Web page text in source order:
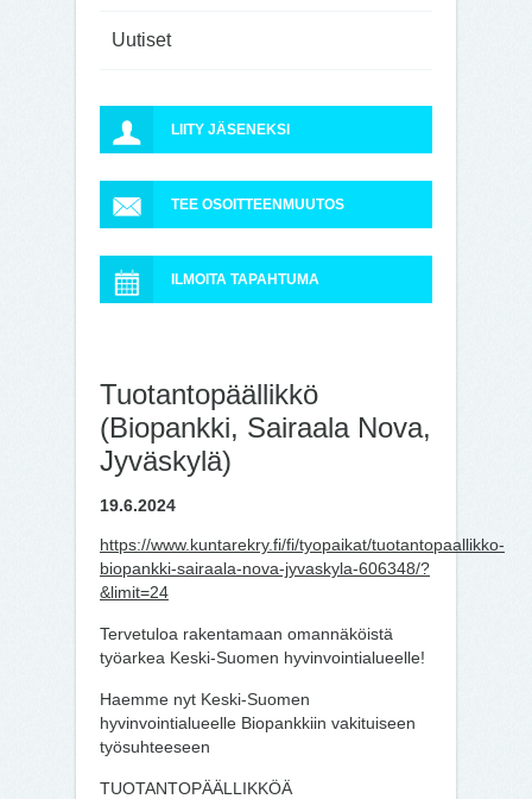
Uutiset
LIITY JÄSENEKSI
TEE OSOITTEENMUUTOS
ILMOITA TAPAHTUMA
Tuotantopäällikkö
(Biopankki, Sairaala Nova,
Jyväskylä)
19.6.2024
https://www.kuntarekry.fi/fi/tyopaikat/tuotantopaallikko-
biopankki-sairaala-nova-jyvaskyla-606348/?
&limit=24
Tervetuloa rakentamaan omannäköistä
työarkea Keski-Suomen hyvinvointialueelle!
Haemme nyt Keski-Suomen
hyvinvointialueelle Biopankkiin vakituiseen
työsuhteeseen
TUOTANTOPÄÄLLIKKÖÄ